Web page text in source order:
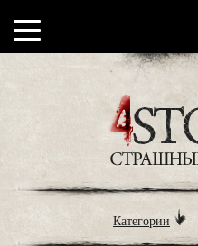
Категории